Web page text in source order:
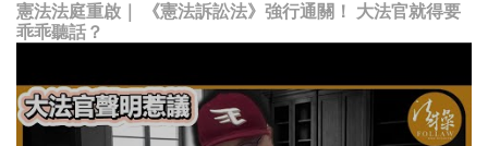
憲法法庭重啟｜ 《憲法訴訟法》強行通關！ 大法官就得要
乖乖聽話？